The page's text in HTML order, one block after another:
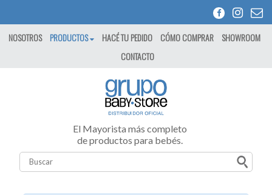
NOSOTROS PRODUCTOS HACÉ TU PEDIDO CÓMO COMPRAR
SHOWROOM
CONTACTO
El Mayorista más completo
de productos para bebés.